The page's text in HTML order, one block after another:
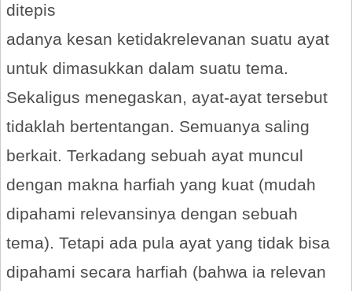
ditepis
adanya kesan ketidakrelevanan suatu ayat
untuk dimasukkan dalam suatu tema.
Sekaligus menegaskan, ayat-ayat tersebut
tidaklah bertentangan. Semuanya saling
berkait. Terkadang sebuah ayat muncul
dengan makna harfiah yang kuat (mudah
dipahami relevansinya dengan sebuah
tema). Tetapi ada pula ayat yang tidak bisa
dipahami secara harfiah (bahwa ia relevan